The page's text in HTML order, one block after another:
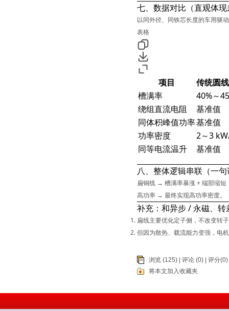
七、数据对比（直观体
以同外径、同铁芯长度的车用驱
表格
项目
传统圆
槽满率
40%～
绕组直流电阻
基准值
同体积峰值功率基准值
功率密度
2～3
同等电流温升
基准值
八、整体逻辑串联（一
扁铜线 → 槽满率暴涨 + 端部缩
高功率 → 最终实现高功率密度。
补充：和异步 / 永磁、转
扁线主要优化定子侧 ，不改变转
但因为散热、载流能力变强，电
浏览 (125) | 评论 (0) | 评分
将本文加入收藏夹